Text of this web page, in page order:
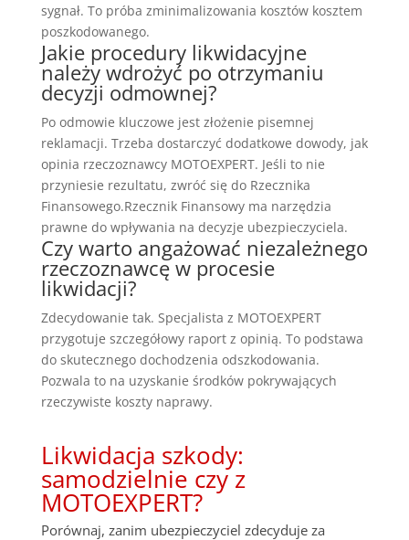
sygnał. To próba zminimalizowania kosztów kosztem
poszkodowanego.
Jakie procedury likwidacyjne
należy wdrożyć po otrzymaniu
decyzji odmownej?
Po odmowie kluczowe jest złożenie pisemnej
reklamacji. Trzeba dostarczyć dodatkowe dowody, jak
opinia rzeczoznawcy MOTOEXPERT. Jeśli to nie
przyniesie rezultatu, zwróć się do Rzecznika
Finansowego.Rzecznik Finansowy ma narzędzia
prawne do wpływania na decyzje ubezpieczyciela.
Czy warto angażować niezależnego
rzeczoznawcę w procesie
likwidacji?
Zdecydowanie tak. Specjalista z MOTOEXPERT
przygotuje szczegółowy raport z opinią. To podstawa
do skutecznego dochodzenia odszkodowania.
Pozwala to na uzyskanie środków pokrywających
rzeczywiste koszty naprawy.
Likwidacja szkody:
samodzielnie czy z
MOTOEXPERT?
Porównaj, zanim ubezpieczyciel zdecyduje za